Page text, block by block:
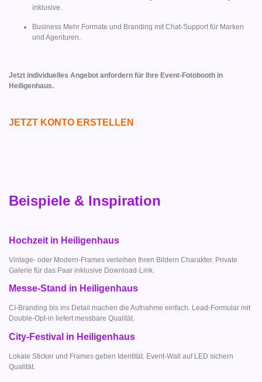
inklusive.
Business Mehr Formate und Branding mit Chat-Support für Marken
und Agenturen.
Jetzt individuelles Angebot anfordern für Ihre Event-Fotobooth in
Heiligenhaus.
JETZT KONTO ERSTELLEN
Beispiele & Inspiration
Hochzeit in Heiligenhaus
Vintage- oder Modern-Frames verleihen Ihren Bildern Charakter. Private
Galerie für das Paar inklusive Download-Link.
Messe-Stand in Heiligenhaus
CI-Branding bis ins Detail machen die Aufnahme einfach. Lead-Formular mit
Double-Opt-in liefert messbare Qualität.
City-Festival in Heiligenhaus
Lokale Sticker und Frames geben Identität. Event-Wall auf LED sichern
Qualität.